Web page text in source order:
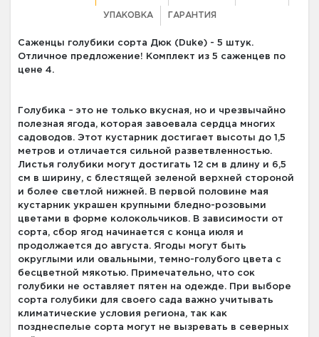
УПАКОВКА ГАРАНТИЯ
Саженцы голубики сорта Дюк (Duke) - 5 штук.
Отличное предложение! Комплект из 5 саженцев по
цене 4.
Голубика – это не только вкусная, но и чрезвычайно
полезная ягода, которая завоевала сердца многих
садоводов. Этот кустарник достигает высоты до 1,5
метров и отличается сильной разветвленностью.
Листья голубики могут достигать 12 см в длину и 6,5
см в ширину, с блестящей зеленой верхней стороной
и более светлой нижней. В первой половине мая
кустарник украшен крупными бледно-розовыми
цветами в форме колокольчиков. В зависимости от
сорта, сбор ягод начинается с конца июля и
продолжается до августа. Ягоды могут быть
округлыми или овальными, темно-голубого цвета с
бесцветной мякотью. Примечательно, что сок
голубики не оставляет пятен на одежде. При выборе
сорта голубики для своего сада важно учитывать
климатические условия региона, так как
позднеспелые сорта могут не вызревать в северных